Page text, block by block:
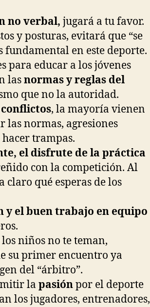
no verbal, jugará a tu favor.
y posturas, evitará que “se
fundamental en este deporte.
para educar a los jóvenes
lasnormas y reglas del
que no la autoridad.
, la mayoría vienen
normas, agresiones
trampas.
el disfrute de la práctica
con la competición. Al
claro qué esperas de los
y el buen trabajo en equipo
los niños no te teman,
su primer encuentro ya
del “árbitro”.
la pasiónpor el deporte
los jugadores, entrenadores,